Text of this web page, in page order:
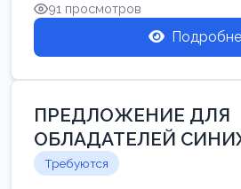
91 просмотров
ПРЕДЛОЖЕНИЕ ДЛЯ
ОБЛАДАТЕЛЕЙ
Требуются